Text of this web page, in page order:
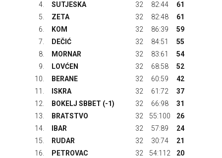
4.
SUTJESKA 32 82:44
61
5.
ZETA 32 82:48
61
6.
KOM 32 86:39
59
7.
DEČIĆ 32 84:51
55
8.
MORNAR 32 83:61
54
9.
LOVĆEN 32 68:58
52
10.
BERANE 32 60:59
42
11.
ISKRA 32 61:72
37
12.
BOKELJ SBBET (-1) 32 66:98
31
13.
BRATSTVO 32 55:100
26
14.
IBAR 32 57:89
24
15.
RUDAR 32 30:74
21
16.
PETROVAC 32 54:112
20